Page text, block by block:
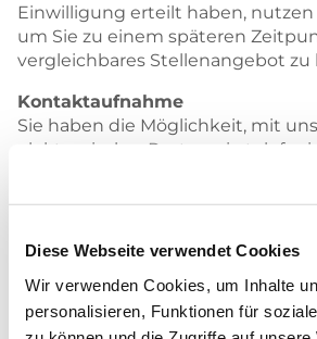
Diese Webseite verwendet Cookies
Wir verwenden Cookies, um Inhalte
personalisieren, Funktionen für
Einwilligung erteilt haben, nutzen
um Sie zu einem späteren
vergleichbares Stellenangebot
Kontaktaufnahme
Sie haben die Möglichkeit, mit
elektronischer Post sowie
treten. Ihre dabei anfallenden
soweit dies für die Bearbeitung
Nutzung Ihrer dabei anfallenden
Absatz 1 Buchstabe g Gesetz